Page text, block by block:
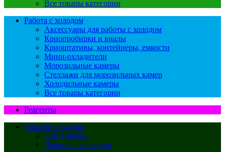
Все товары категории
Работа с холодом
Аксессуары для работы с холодом
Криопробирки и виалы
Криоштативы, контейнеры, емкости
Мини-охладители
Морозильные камеры
Стеллажи для морозильных камер
Холодильные камеры
Все товары категории
Реагенты
Сбор биоотходов
Контейнеры
Пакеты и конверты